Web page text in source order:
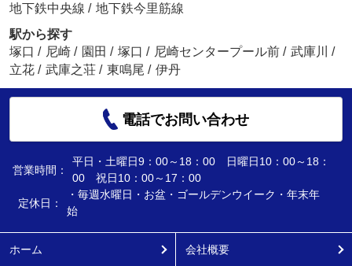
地下鉄中央線 / 地下鉄今里筋線
駅から探す
塚口 / 尼崎 / 園田 / 塚口 / 尼崎センタープール前 / 武庫川 /
立花 / 武庫之荘 / 東鳴尾 / 伊丹
電話でお問い合わせ
営業時間：
平日・土曜日9：00～18：00 日曜日10：00～18：
00 祝日10：00～17：00
定休日：
・毎週水曜日・お盆・ゴールデンウイーク・年末年
始
ホーム 会社概要